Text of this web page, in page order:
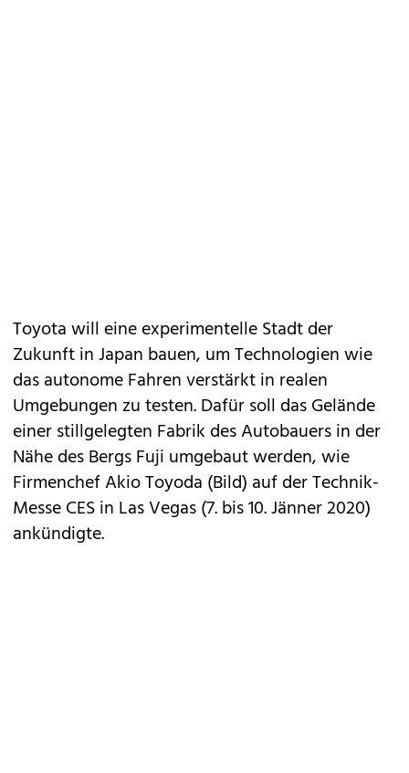
Toyotawill eine experimentelle Stadt der
Zukunft in Japan bauen, um Technologien wie
das autonome Fahren verstärkt in realen
Umgebungen zu testen. Dafür soll das Gelände
einer stillgelegten Fabrik des Autobauers in der
Nähe des Bergs Fuji umgebaut werden, wie
Firmenchef Akio Toyoda (Bild) auf der Technik-
Messe CES in Las Vegas (7. bis 10. Jänner 2020)
ankündigte.